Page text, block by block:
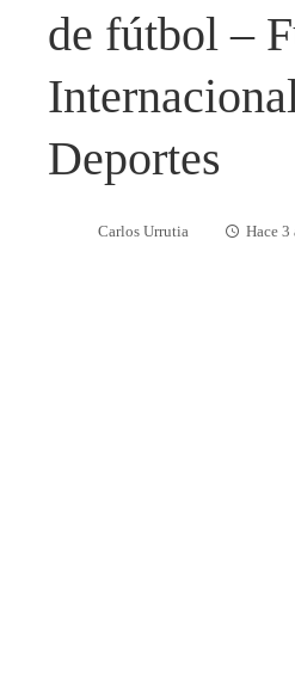
de fútbol –
Deportes
Carlos Urrutia Hace 3